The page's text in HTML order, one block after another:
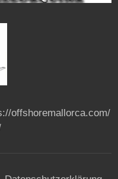
offshoremallorca.com/